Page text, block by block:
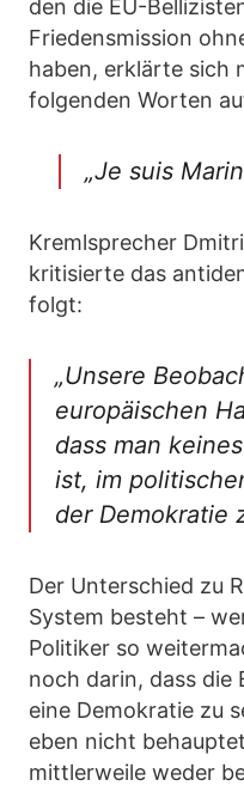
den die EU-
Friedensmission
haben, erklärte sich
folgenden Worten
„Je suis
Kremlsprecher
kritisierte das
folgt:
„Unsere
europäischen
dass man
ist, im
der Demokratie
Der Unterschied zu
System besteht –
Politiker so
noch darin, dass die
eine Demokratie zu
eben nicht
mittlerweile weder